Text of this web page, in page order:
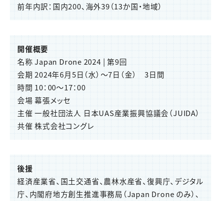
前年内訳：国内200、海外39（13か国・地域）
開催概要
名称 Japan Drone 2024 | 第9回
会期 2024年6月5日（水）～7日（金） 3日間
時間 10：00～17：00
会場 幕張メッセ
主催 一般社団法人 日本UAS産業振興協議会（JUIDA）
共催 株式会社コングレ
後援
経済産業省、国土交通省、農林水産省、復興庁、デジタル
庁、内閣府地方創生推進事務局（Japan Drone のみ）、